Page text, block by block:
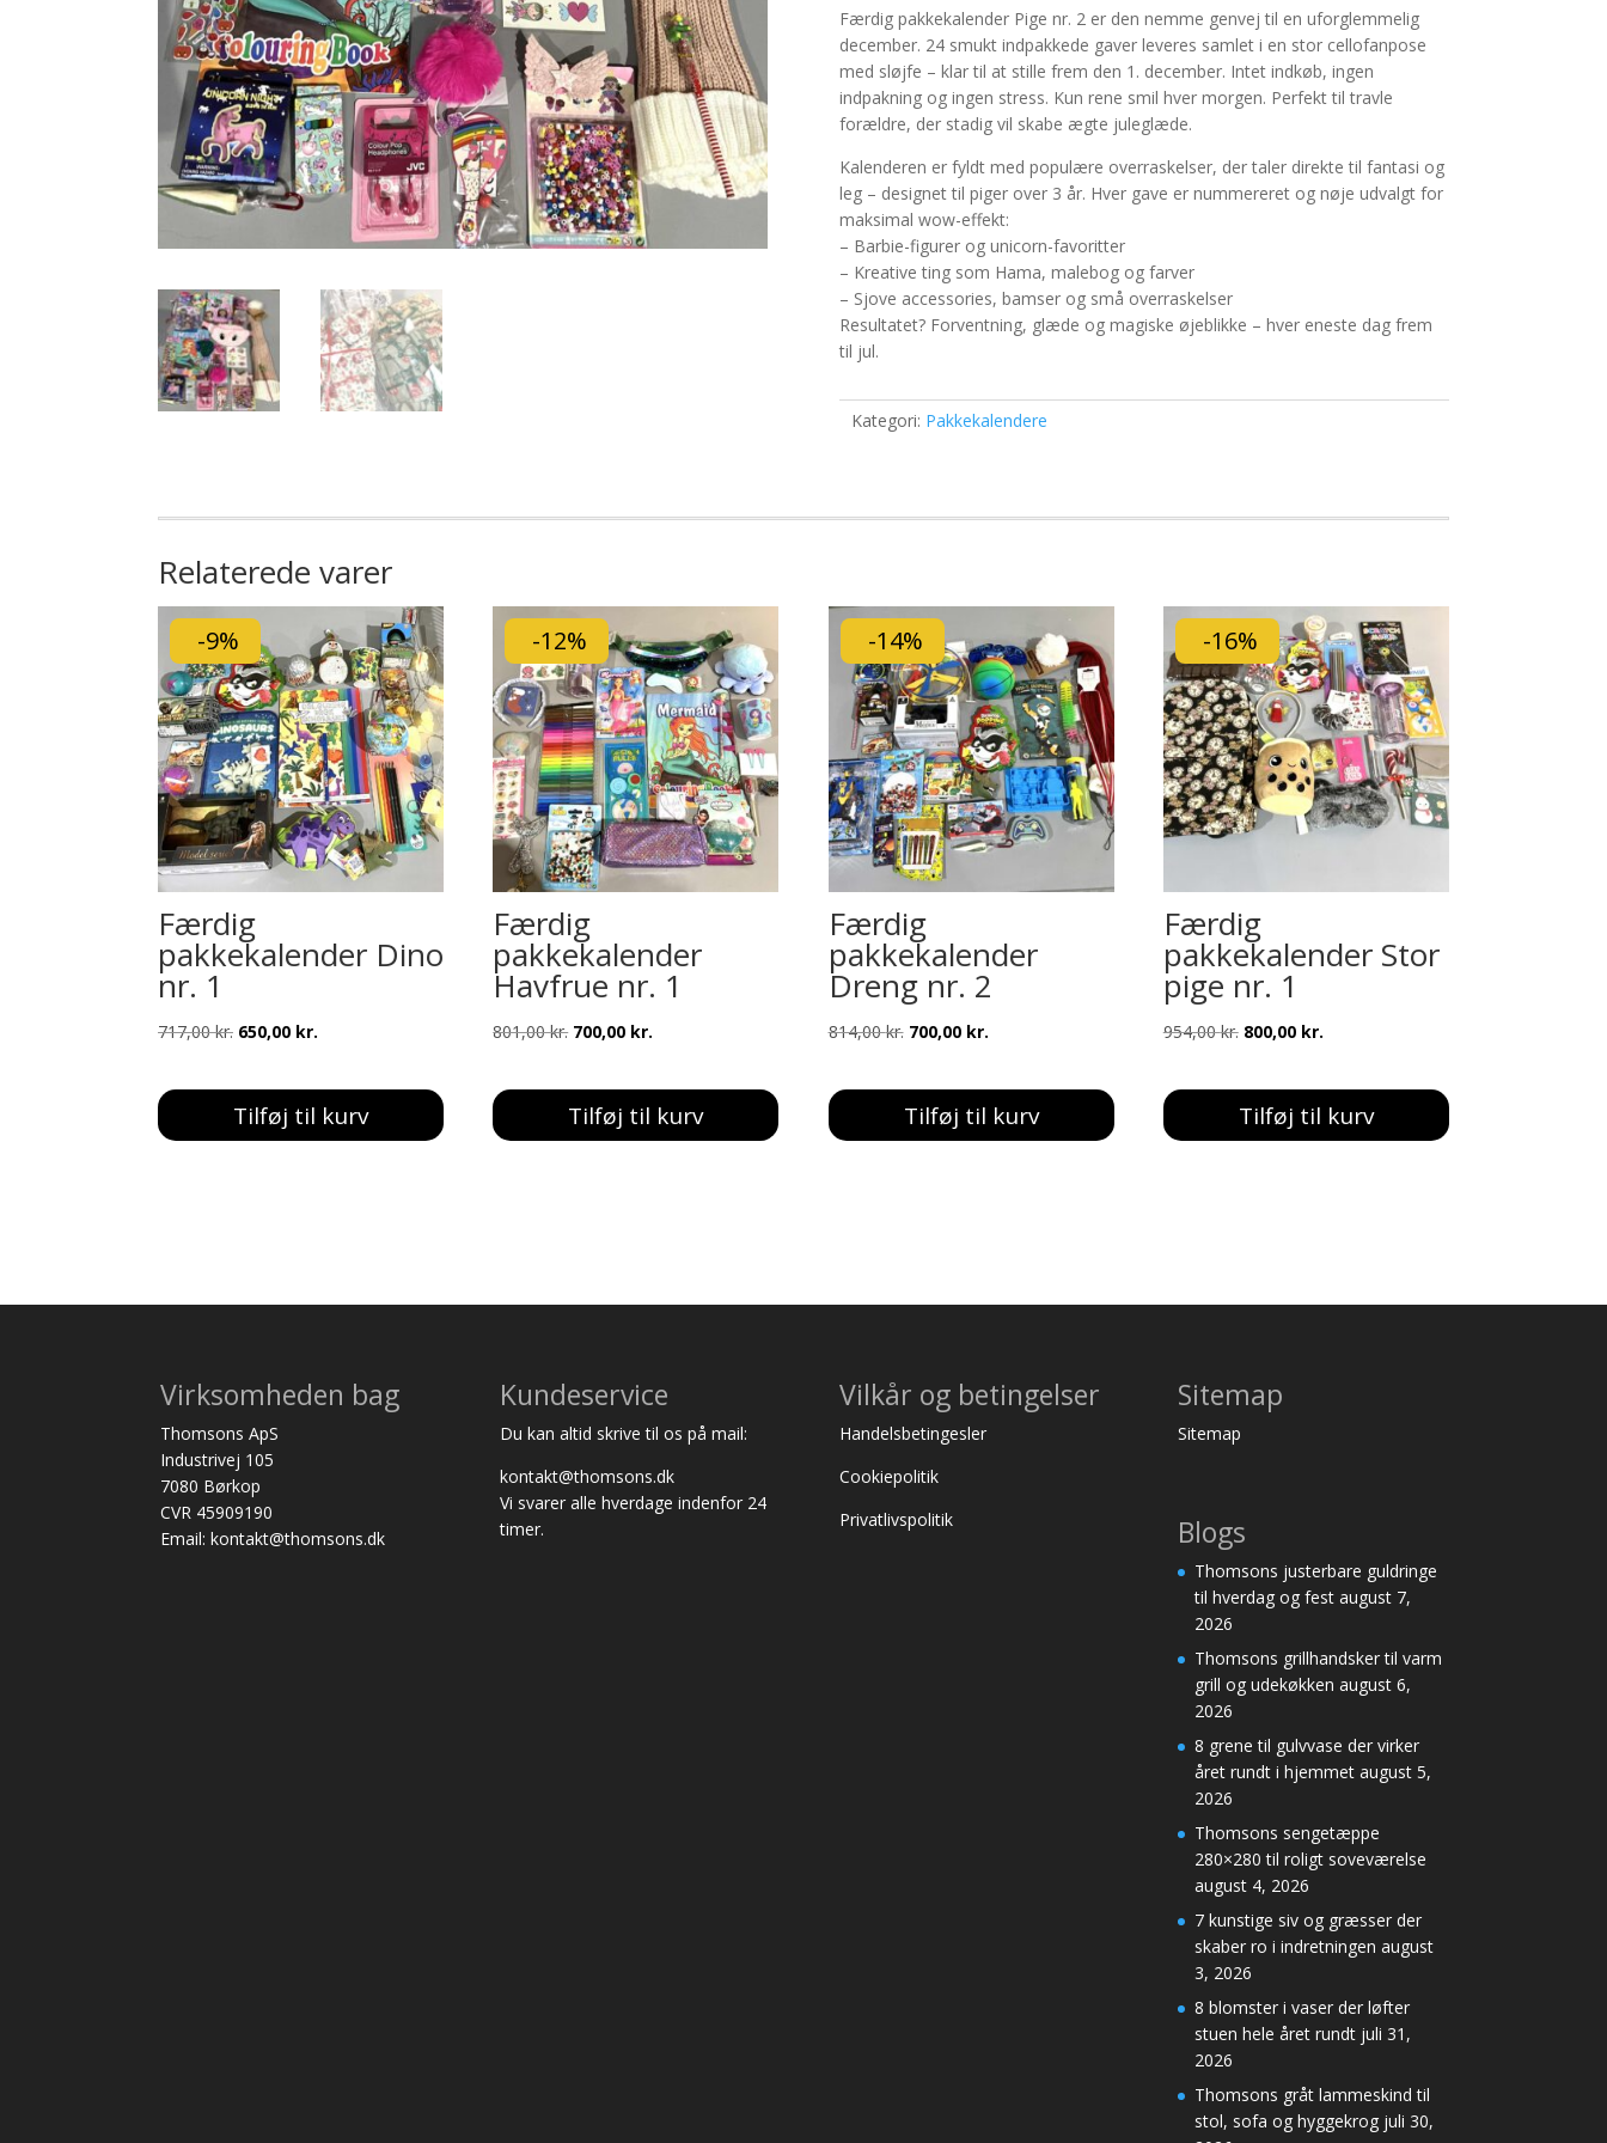
Færdig pakkekalender Pige nr. 2 er den nemme genvej til en uforglemmelig
december. 24 smukt indpakkede gaver leveres samlet i en stor cellofanpose
med sløjfe – klar til at stille frem den 1. december. Intet indkøb, ingen
indpakning og ingen stress. Kun rene smil hver morgen. Perfekt til travle
forældre, der stadig vil skabe ægte juleglæde.
Kalenderen er fyldt med populære overraskelser, der taler direkte til fantasi og
leg – designet til piger over 3 år. Hver gave er nummereret og nøje udvalgt for
maksimal wow-effekt:
– Barbie-figurer og unicorn-favoritter
– Kreative ting som Hama, malebog og farver
– Sjove accessories, bamser og små overraskelser
Resultatet? Forventning, glæde og magiske øjeblikke – hver eneste dag frem
til jul.
Kategori: Pakkekalendere
Relaterede varer
-9%
Færdig
pakkekalender Dino
nr. 1
717,00kr. Den
pris
var:
650,00 kr.
pris
er:
Tilføj til kurv
-12%
Færdig
pakkekalender
Havfrue nr. 1
801,00kr. Den
pris
var:
700,00 kr.
pris
er:
Tilføj til kurv
-14%
Færdig
pakkekalender
Dreng nr. 2
814,00kr. Den
pris
var:
700,00 kr.Den
pris
er:
Tilføj til kurv
-16%
Færdig
pakkekalender Stor
pige nr. 1
954,00kr. Den
pris
var:
800,00 kr.Den
pris
er:
Tilføj til kurv
Virksomheden bag
Thomsons ApS
Industrivej 105
7080 Børkop
CVR 45909190
Email: kontakt@thomsons.dk
Kundeservice
Du kan altid skrive til os på mail:
kontakt@thomsons.dk
Vi svarer alle hverdage indenfor 24
timer.
Vilkår og betingelser
Handelsbetingesler
Cookiepolitik
Privatlivspolitik
Sitemap
Sitemap
Blogs
Thomsons justerbare guldringe
til hverdag og fest august 7,
2026
Thomsons grillhandsker til varm
grill og udekøkken august 6,
2026
8 grene til gulvvase der virker
året rundt i hjemmet august 5,
2026
Thomsons sengetæppe
280×280 til roligt soveværelse
august 4, 2026
7 kunstige siv og græsser der
skaber ro i indretningen august
3, 2026
8 blomster i vaser der løfter
stuen hele året rundt juli 31,
2026
Thomsons gråt lammeskind til
stol, sofa og hyggekrog juli 30,